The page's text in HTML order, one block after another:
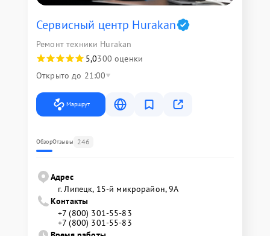
Сервисный центр Hurakan
Ремонт техники Hurakan
5,0300 оценки
Открыто до 21:00
Маршрут
ОбзорОтзывы 246
Адрес
г. Липецк, 15-й микрорайон, 9А
Контакты
+7 (800) 301-55-83
+7 (800) 301-55-83